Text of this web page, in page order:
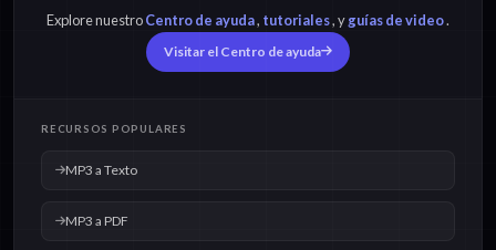
Explore nuestroCentro de ayuda, tutoriales, yguías de video.
Visitar el Centro de ayuda
RECURSOS POPULARES
MP3 a Texto
MP3 a PDF